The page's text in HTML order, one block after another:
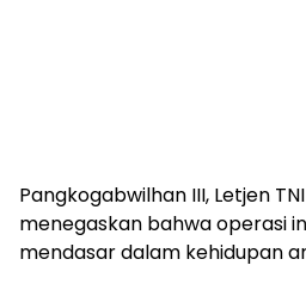
Pangkogabwilhan III, Letjen
menegaskan bahwa operasi
mendasar dalam kehidupan